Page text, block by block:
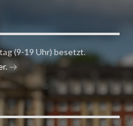
(9-19 Uhr) besetzt.